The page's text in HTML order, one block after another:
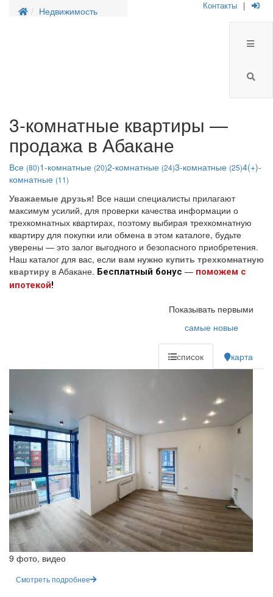
Недвижимость Контакты |
3-комнатные квартиры —
продажа в Абакане
Все (80)1-комнатные (20)2-комнатные (24)3-комнатные (25)4(+)-
комнатные (11)
Уважаемые друзья! Все наши специалисты прилагают
максимум усилий, для проверки качества информации о
трехкомнатных квартирах, поэтому выбирая трехкомнатную
квартиру для покупки или обмена в этом каталоге, будьте
уверены — это залог выгодного и безопасного приобретения.
Наш каталог для вас, если вам нужно купить трехкомнатную
квартиру в Абакане. Бесплатный бонус — поможем с
ипотекой!
Показывать первыми
самые новые
список карта
9 фото, видео
Смотреть подробнее